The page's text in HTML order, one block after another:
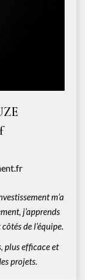
m’a
j’apprends
de l’équipe.
plus efficace et
projets.